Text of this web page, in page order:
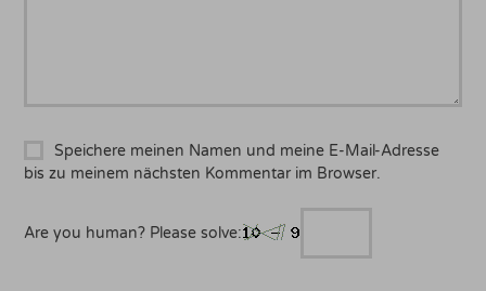
Speichere meinen Namen und meine E-Mail-Adresse
bis zu meinem nächsten Kommentar im Browser.
Are you human? Please solve: